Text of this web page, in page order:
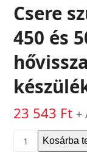
Csere
450 és
23 543 Ft +
Csere
szűrőkészlet
Kosárba